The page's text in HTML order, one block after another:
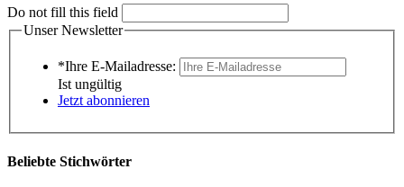
Do not fill this field
Unser Newsletter
*Ihre E-Mailadresse:
Ist ungültig
Jetzt abonnieren
Beliebte Stichwörter